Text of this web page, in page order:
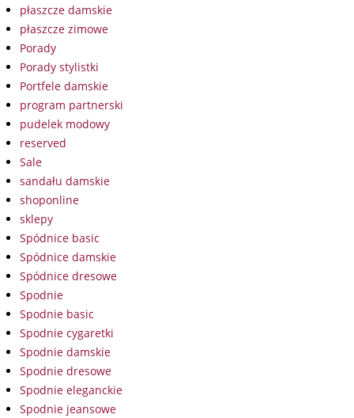
płaszcze damskie
płaszcze zimowe
Porady
Porady stylistki
Portfele damskie
program partnerski
pudelek modowy
reserved
Sale
sandału damskie
shoponline
sklepy
Spódnice basic
Spódnice damskie
Spódnice dresowe
Spodnie
Spodnie basic
Spodnie cygaretki
Spodnie damskie
Spodnie dresowe
Spodnie eleganckie
Spodnie jeansowe